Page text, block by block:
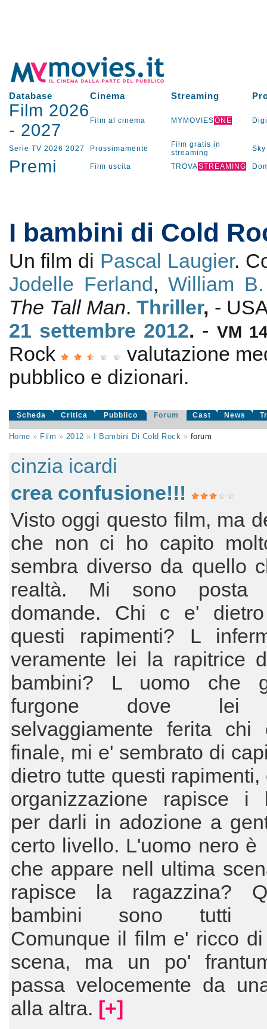
Database Cinema Streaming
Film 2026
- 2027 Film al cinema MYMOVIESONE
Serie TV 2026 2027 Prossimamente
Film gratis in
streaming
Sky
Premi Film uscita TROVASTREAMING
I bambini di Cold
Un film di Pascal Laugier.
Jodelle Ferland,William
The Tall Man.Thriller, -
21 settembre 2012. - VM
Rock
valutazione
pubblico e dizionari.
Scheda Critica Pubblico Forum Cast News
Home » Film » 2012 » I Bambini Di Cold Rock » forum
cinzia icardi
crea confusione!!!
Visto oggi questo film, ma
che non ci ho capito
sembra diverso da quello
realtà. Mi sono posta
domande. Chi c e'
questi rapimenti? L
veramente lei la rapitrice
bambini? L uomo che
furgone dove lei
selvaggiamente ferita chi
finale, mi e' sembrato di
dietro tutte questi rapimenti,
organizzazione rapisce i
per darli in adozione a
certo livello. L'uomo nero
che appare nell ultima
rapisce la ragazzina?
bambini sono tutti
Comunque il film e' ricco
scena, ma un po'
passa velocemente da
alla altra. [+]